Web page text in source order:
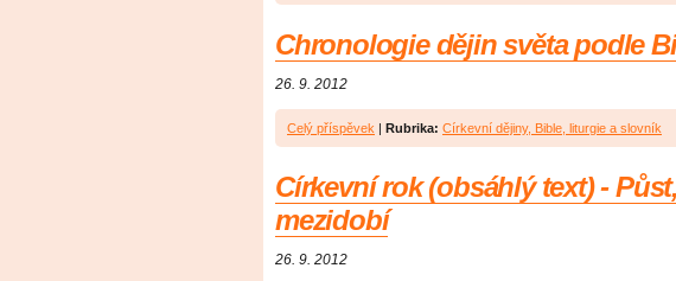
Chronologie dějin světa podle
26. 9. 2012
Celý příspěvek | Rubrika: Církevní dějiny, Bible, liturgie a slovník
Církevní rok (obsáhlý text) -
mezidobí
26. 9. 2012